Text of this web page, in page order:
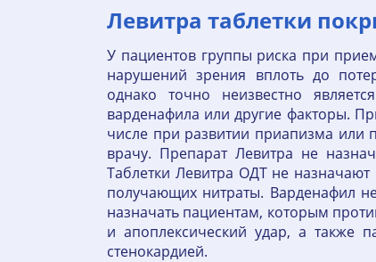
Левитра таблетки
У пациентов группы риска при
нарушений зрения вплоть до
однако точно неизвестно
варденафила или другие факторы.
числе при развитии приапизма или
врачу. Препарат Левитра не
Таблетки Левитра ОДТ не назначают
получающих нитраты. Варденафил
назначать пациентам, которым
и апоплексический удар, а также
стенокардией.